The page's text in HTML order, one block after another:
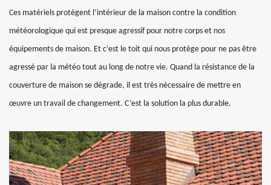
Ces matériels protègent l’intérieur de la maison contre la condition
météorologique qui est presque agressif pour notre corps et nos
équipements de maison. Et c’est le toit qui nous protège pour ne pas être
agressé par la météo tout au long de notre vie. Quand la résistance de la
couverture de maison se dégrade, il est très nécessaire de mettre en
œuvre un travail de changement. C’est la solution la plus durable.